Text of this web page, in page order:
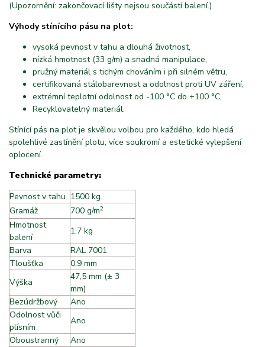
(Upozornění: zakončovací lišty nejsou součástí balení.)
Výhody stínícího pásu na plot:
vysoká pevnost v tahu a dlouhá životnost,
nízká hmotnost (33 g/m) a snadná manipulace,
pružný materiál s tichým chováním i při silném větru,
certifikovaná stálobarevnost a odolnost proti UV záření,
extrémní teplotní odolnost od -100 °C do +100 °C,
Recyklovatelný materiál.
Stínící pás na plot je skvělou volbou pro každého, kdo hledá
spolehlivé zastínění plotu, více soukromí a estetické vylepšení
oplocení.
Technické parametry:
Pevnost v tahu 1500 kg
Gramáž
700 g/m2
Hmotnost
balení
1,7 kg
Barva
RAL 7001
Tloušťka
0,9 mm
Výška
47,5 mm (± 3
mm)
Bezúdržbový
Ano
Odolnost vůči
plísním
Ano
Oboustranný
Ano